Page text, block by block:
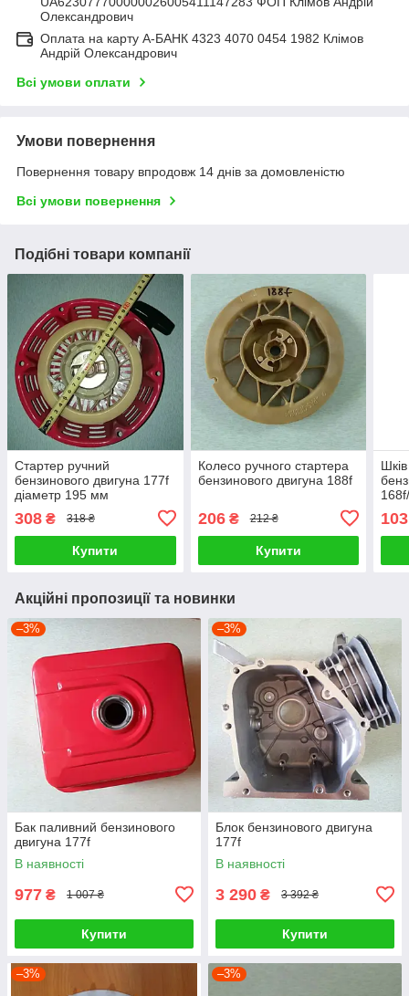
Олександрович
Оплата на карту А-БАНК 4323 4070 0454 1982 Клімов
Андрій Олександрович
Всі умови оплати
Умови повернення
Повернення товару впродовж 14 днів за домовленістю
Всі умови повернення
Подібні товари компанії
Стартер ручний
бензинового двигуна 177f
діаметр 195 мм
308 ₴ 318 ₴
Купити
Колесо ручного стартера
бензинового двигуна 188f
206₴ 212 ₴
Купити
103
Акційні пропозиції та новинки
–3%
Бак паливний бензинового
двигуна 177f
В наявності
977 ₴ 1 007 ₴
Купити
–3%
Блок бензинового двигуна
177f
В наявності
3 290 ₴ 3 392 ₴
Купити
–3% –3%